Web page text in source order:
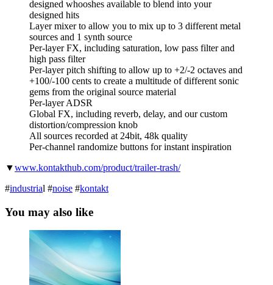
designed whooshes available to blend into your
designed hits
Layer mixer to allow you to mix up to 3 different metal
sources and 1 synth source
Per-layer FX, including saturation, low pass filter and
high pass filter
Per-layer pitch shifting to allow up to +2/-2 octaves and
+100/-100 cents to create a multitude of different sonic
gems from the original source material
Per-layer ADSR
Global FX, including reverb, delay, and our custom
distortion/compression knob
All sources recorded at 24bit, 48k quality
Per-channel randomize buttons for instant inspiration
▼www.kontakthub.com/product/trailer-trash/
#industrial #noise #kontakt
You may also like